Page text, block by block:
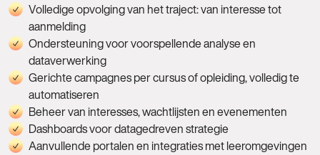
Volledige opvolging van het traject: van interesse tot
aanmelding
Ondersteuning voor voorspellende analyse en
dataverwerking
Gerichte campagnes per cursus of opleiding, volledig te
automatiseren
Beheer van interesses, wachtlijsten en evenementen
Dashboards voor datagedreven strategie
Aanvullende portalen en integraties met leeromgevingen